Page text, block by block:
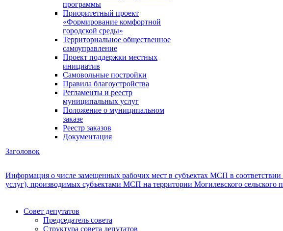
программы
Приоритетный проект
«Формирование комфортной
городской среды»
Территориальное общественное
самоуправление
Проект поддержки местных
инициатив
Самовольные постройки
Правила благоустройства
Регламенты и реестр
муниципальных услуг
Положение о муниципальном
заказе
Реестр заказов
Документация
Заголовок
Информация о числе замещенных рабочих мест в субъектах МСП в соответствии
услуг), производимых субъектами МСП на территории Могилевского сельского
Совет депутатов
Председатель совета
Структура совета депутатов